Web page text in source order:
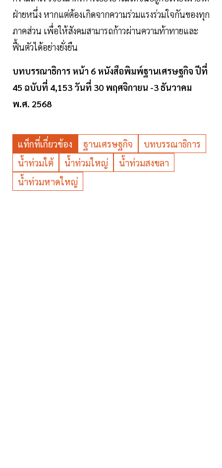
ฝ่ายหนึ่ง หากแต่ต้องเกิดจากความร่วมแรงร่วมใจกันของทุก
ภาคส่วน เพื่อให้สังคมสามารถก้าวผ่านความท้าทายและ
ฟื้นตัวได้อย่างยั่งยืน
บทบรรณาธิการ หน้า 6 หนังสือพิมพ์ฐานเศรษฐกิจ ปีที่
45 ฉบับที่ 4,153 วันที่ 30 พฤศจิกายน -3 ธันวาคม
พ.ศ. 2568
แท็กที่เกี่ยวข้อง ฐานเศรษฐกิจ
บทบรรณาธิการ
น้ำท่วมใต้
น้ำท่วมใหญ่
น้ำท่วมสงขลา
น้ำท่วมหาดใหญ่